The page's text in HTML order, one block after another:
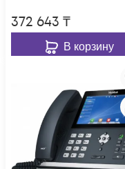
372 643 ₸
В корзину